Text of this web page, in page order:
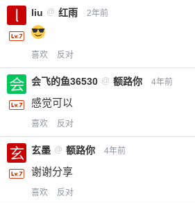
2 元 5 元
liu @ 红雨 2年前
喜欢 反对
会飞的鱼36530 @ 额路你 4年前
感觉可以
喜欢 反对
玄墨 @ 额路你 4年前
谢谢分享
喜欢 反对